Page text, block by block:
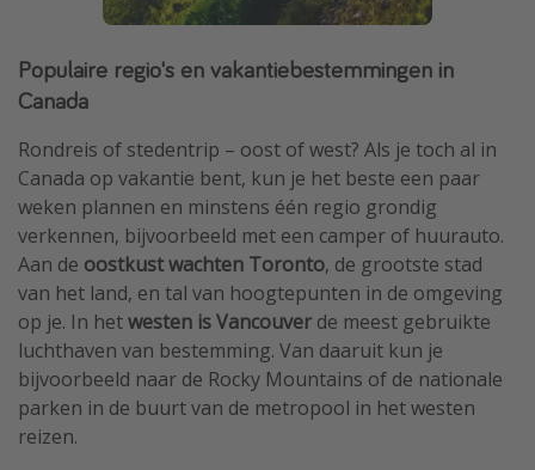
Populaire regio's en vakantiebestemmingen in
Canada
Rondreis of stedentrip – oost of west? Als je toch al in
Canada op vakantie bent, kun je het beste een paar
weken plannen en minstens één regio grondig
verkennen, bijvoorbeeld met een camper of huurauto.
Aan de oostkust wachten Toronto, de grootste stad
van het land, en tal van hoogtepunten in de omgeving
op je. In hetwesten is Vancouver de meest gebruikte
luchthaven van bestemming. Van daaruit kun je
bijvoorbeeld naar de Rocky Mountains of de nationale
parken in de buurt van de metropool in het westen
reizen.